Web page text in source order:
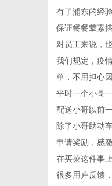
有了浦东的经
保证餐餐荤素
对员工来说，
我们规定，疫
单，不用担心
平时一个小哥
配送小哥以前
除了小哥助动
申请奖励，感
在买菜这件事
很多用户反馈